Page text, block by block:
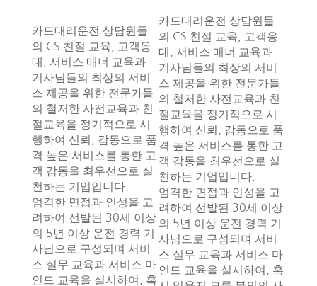
카드대리운전 상담원들
의 CS 친절 교육, 고객응
대, 서비스 매너 교육과
기사님들의 최상의 서비
스 제공을 위한 전문가들
의 철저한 사전교육과 친
절교육을 정기적으로 시
행하여 신뢰, 감동으로 품
격 높은 서비스를 통한 고
객 감동을 최우선으로 실
천하는 기업입니다.
엄격한 면접과 인성을 고
려하여 선발된 30세 이상
의 5년 이상 운전 경력 기
사님으로 구성되며 서비
스 실무 교육과 서비스 마
인드 교육을 실시하여, 혹
카드대리운전 상담원들
의 CS 친절 교육, 고객응
대, 서비스 매너 교육과
기사님들의 최상의 서비
스 제공을 위한 전문가들
의 철저한 사전교육과 친
절교육을 정기적으로 시
행하여 신뢰, 감동으로 품
격 높은 서비스를 통한 고
객 감동을 최우선으로 실
천하는 기업입니다.
엄격한 면접과 인성을 고
려하여 선발된 30세 이상
의 5년 이상 운전 경력 기
사님으로 구성되며 서비
스 실무 교육과 서비스 마
인드 교육을 실시하여, 혹